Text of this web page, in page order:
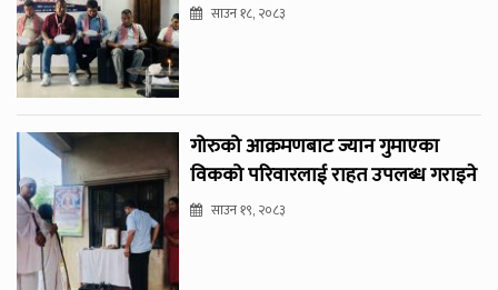
साउन १८, २०८३
गोरुको आक्रमणबाट ज्यान गुमाएका
विकको परिवारलाई राहत उपलब्ध गराइने
साउन १९, २०८३